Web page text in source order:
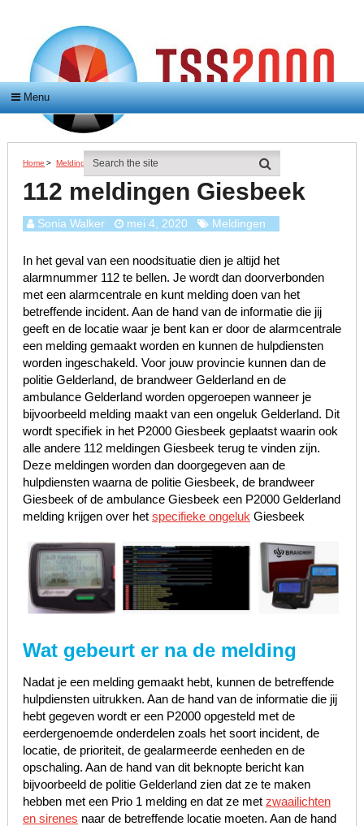
Menu
Home > Meldingen > 112 Meldingen Giesbeek
112 meldingen Giesbeek
Sonia Walker mei 4, 2020 Meldingen
In het geval van een noodsituatie dien je altijd het
alarmnummer 112 te bellen. Je wordt dan doorverbonden
met een alarmcentrale en kunt melding doen van het
betreffende incident. Aan de hand van de informatie die jij
geeft en de locatie waar je bent kan er door de alarmcentrale
een melding gemaakt worden en kunnen de hulpdiensten
worden ingeschakeld. Voor jouw provincie kunnen dan de
politie Gelderland, de brandweer Gelderland en de
ambulance Gelderland worden opgeroepen wanneer je
bijvoorbeeld melding maakt van een ongeluk Gelderland. Dit
wordt specifiek in het P2000 Giesbeek geplaatst waarin ook
alle andere 112 meldingen Giesbeek terug te vinden zijn.
Deze meldingen worden dan doorgegeven aan de
hulpdiensten waarna de politie Giesbeek, de brandweer
Giesbeek of de ambulance Giesbeek een P2000 Gelderland
melding krijgen over het specifieke ongelukGiesbeek
Wat gebeurt er na de melding
Nadat je een melding gemaakt hebt, kunnen de betreffende
hulpdiensten uitrukken. Aan de hand van de informatie die jij
hebt gegeven wordt er een P2000 opgesteld met de
eerdergenoemde onderdelen zoals het soort incident, de
locatie, de prioriteit, de gealarmeerde eenheden en de
opschaling. Aan de hand van dit beknopte bericht kan
bijvoorbeeld de politie Gelderland zien dat ze te maken
hebben met een Prio 1 melding en dat ze met zwaailichten
en sirenes naar de betreffende locatie moeten. Aan de hand